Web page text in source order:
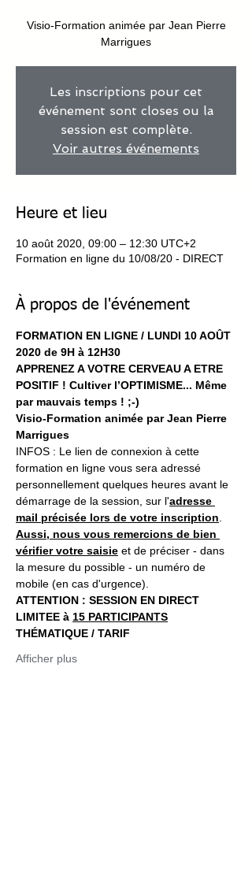
Visio-Formation animée par Jean Pierre
Marrigues
Les inscriptions pour cet
événement sont closes ou la
session est complète.
Voir autres événements
Heure et lieu
10 août 2020, 09:00 – 12:30 UTC+2
Formation en ligne du 10/08/20 - DIRECT
À propos de l'événement
FORMATION EN LIGNE / LUNDI 10 AOÛT
2020 de 9H à 12H30
APPRENEZ A VOTRE CERVEAU A ETRE
POSITIF ! Cultiver l’OPTIMISME... Même
par mauvais temps ! ;-)
Visio-Formation animée par Jean Pierre
Marrigues
INFOS : Le lien de connexion à cette
formation en ligne vous sera adressé
personnellement quelques heures avant le
démarrage de la session, sur l'adresse
mail précisée lors de votre inscription
Aussi, nous vous remercions de bien
vérifier votre saisie et de préciser - dans
la mesure du possible - un numéro de
mobile (en cas d'urgence).
ATTENTION : SESSION EN DIRECT
LIMITEE à 15 PARTICIPANTS
THÉMATIQUE / TARIF
Afficher plus